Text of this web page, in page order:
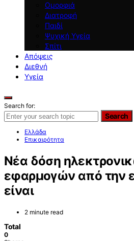
Ομορφιά
Διατροφή
Παιδί
Ψυχική Υγεία
Σπίτι
Απόψεις
Διεθνή
Υγεία
Search for:
Search
Ελλάδα
Επικαιρότητα
Νέα δόση
εφαρμογών από την
είναι
2 minute read
Total
0